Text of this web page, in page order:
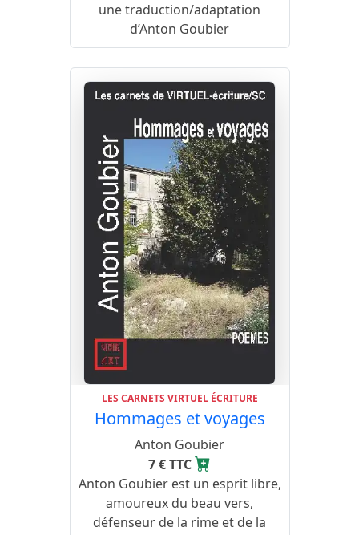
une traduction/adaptation
d’Anton Goubier
LES CARNETS VIRTUEL ÉCRITURE
Hommages et voyages
Anton Goubier
7 € TTC
Anton Goubier est un esprit libre,
amoureux du beau vers,
défenseur de la rime et de la